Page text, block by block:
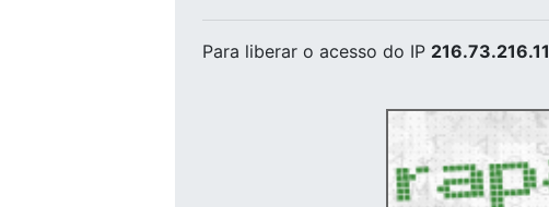
Para liberar o acesso do IP 216.73.216.11